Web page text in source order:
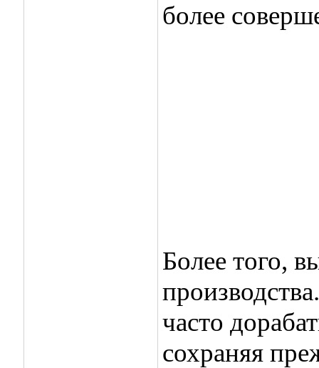
более
Более того,
часто
сохраняя